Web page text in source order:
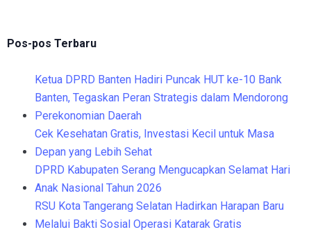
Pos-pos Terbaru
Ketua DPRD Banten Hadiri Puncak HUT ke-10 Bank
Banten, Tegaskan Peran Strategis dalam Mendorong
Perekonomian Daerah
Cek Kesehatan Gratis, Investasi Kecil untuk Masa
Depan yang Lebih Sehat
DPRD Kabupaten Serang Mengucapkan Selamat Hari
Anak Nasional Tahun 2026
RSU Kota Tangerang Selatan Hadirkan Harapan Baru
Melalui Bakti Sosial Operasi Katarak Gratis